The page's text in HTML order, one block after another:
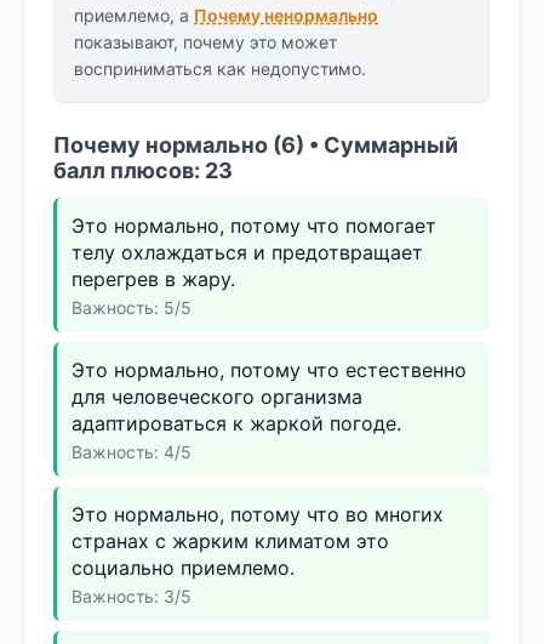
приемлемо, а Почему ненормально
показывают, почему это может
восприниматься как недопустимо.
Почему нормально (6) • Суммарный
балл плюсов: 23
Это нормально, потому что помогает
телу охлаждаться и предотвращает
перегрев в жару.
Важность: 5/5
Это нормально, потому что естественно
для человеческого организма
адаптироваться к жаркой погоде.
Важность: 4/5
Это нормально, потому что во многих
странах с жарким климатом это
социально приемлемо.
Важность: 3/5